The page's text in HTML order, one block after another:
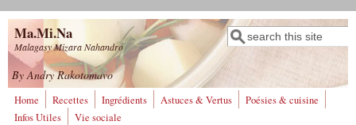
Aller au contenu principal
Ma.Mi.Na
Malagasy Mizara Nahandro
Formulaire de
recherche
Rechercher
By Andry Rakotomavo
Home Recettes Ingrédients Astuces & Vertus
Poésies & cuisine
Infos Utiles
Vie sociale